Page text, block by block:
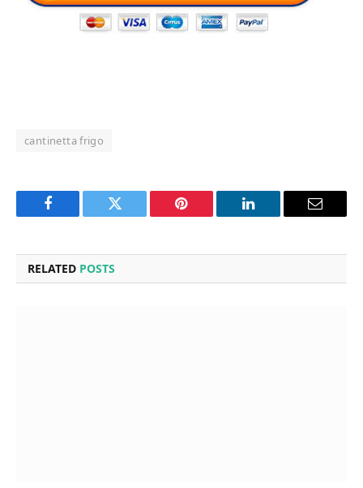
cantinetta frigo
Facebook Twitter Pinterest LinkedIn Email
RELATED POSTS